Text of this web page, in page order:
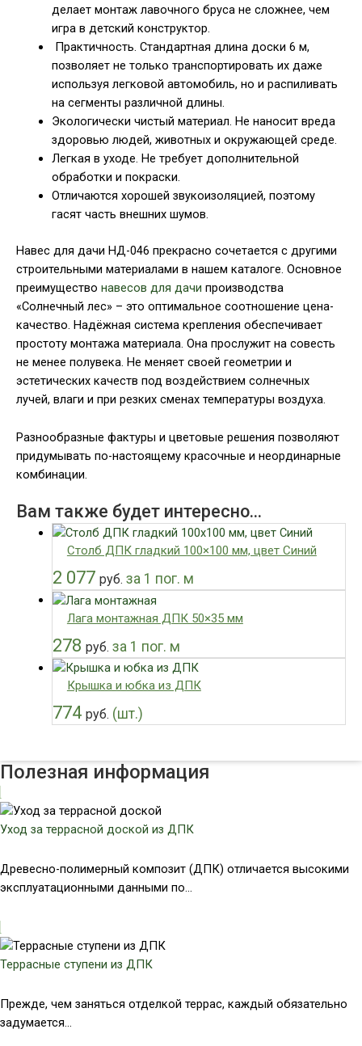
делает монтаж лавочного бруса не сложнее, чем
игра в детский конструктор.
Практичность. Стандартная длина доски 6 м,
позволяет не только транспортировать их даже
используя легковой автомобиль, но и распиливать
на сегменты различной длины.
Экологически чистый материал. Не наносит вреда
здоровью людей, животных и окружающей среде.
Легкая в уходе. Не требует дополнительной
обработки и покраски.
Отличаются хорошей звукоизоляцией, поэтому
гасят часть внешних шумов.
Навес для дачи НД-046 прекрасно сочетается с другими
строительными материалами в нашем каталоге. Основное
преимущество навесов для дачи производства
«Солнечный лес» – это оптимальное соотношение цена-
качество. Надёжная система крепления обеспечивает
простоту монтажа материала. Она прослужит на совесть
не менее полувека. Не меняет своей геометрии и
эстетических качеств под воздействием солнечных
лучей, влаги и при резких сменах температуры воздуха.
Разнообразные фактуры и цветовые решения позволяют
придумывать по-настоящему красочные и неординарные
комбинации.
Вам также будет интересно…
Столб ДПК гладкий 100×100 мм, цвет Синий
2 077 руб. за 1 пог. м
Лага монтажная ДПК 50×35 мм
278 руб. за 1 пог. м
Крышка и юбка из ДПК
774 руб. (шт.)
Полезная информация
Уход за террасной доской из ДПК
Древесно-полимерный композит (ДПК) отличается высокими
эксплуатационными данными по...
Террасные ступени из ДПК
Прежде, чем заняться отделкой террас, каждый обязательно
задумается...